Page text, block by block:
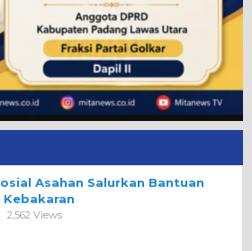
Asahan Salurkan Bantuan
Kebakaran
2,562 Views